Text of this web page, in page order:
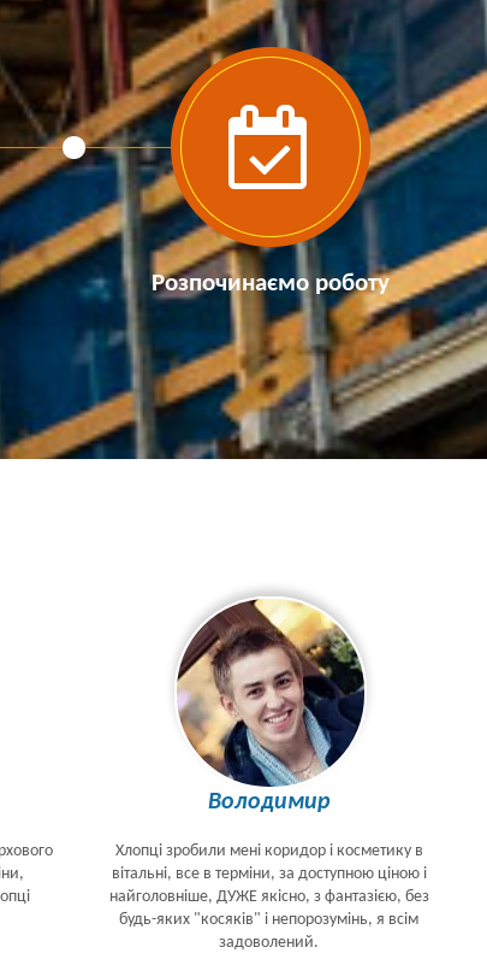
Розпочинаємо роботу
Володимир
Хлопці зробили мені коридор і косметику в
вітальні, все в терміни, за доступною ціною і
найголовніше, ДУЖЕ якісно, з фантазією, без
будь-яких "косяків" і непорозумінь, я всім
задоволений.